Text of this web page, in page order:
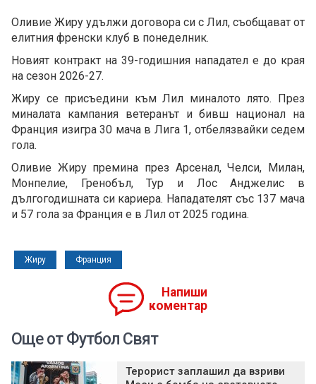
Оливие Жиру удължи договора си с Лил, съобщават от
елитния френски клуб в понеделник.
Новият контракт на 39-годишния нападател е до края
на сезон 2026-27.
Жиру се присъедини към Лил миналото лято. През
миналата кампания ветеранът и бивш национал на
Франция изигра 30 мача в Лига 1, отбелязвайки седем
гола.
Оливие Жиру премина през Арсенал, Челси, Милан,
Монпелие, Гренобъл, Тур и Лос Анджелис в
дългогодишната си кариера. Нападателят със 137 мача
и 57 гола за Франция е в Лил от 2025 година.
Жиру Франция
Напиши
коментар
Още от Футбол Свят
Терорист заплашил да взриви